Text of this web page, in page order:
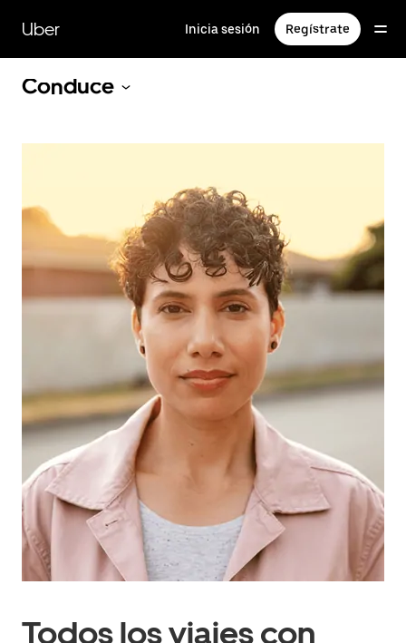
contenido
principal
Uber Inicia sesión Regístrate
Conduce
Todos los viajes con